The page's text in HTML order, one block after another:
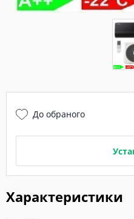
Характеристики
До обраного